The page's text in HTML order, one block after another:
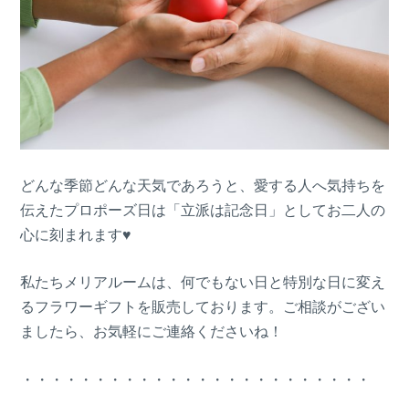
どんな季節どんな天気であろうと、愛する人へ気持ちを
伝えたプロポーズ日は「立派は記念日」としてお二人の
心に刻まれます♥
私たちメリアルームは、何でもない日と特別な日に変え
るフラワーギフトを販売しております。ご相談がござい
ましたら、お気軽にご連絡くださいね！
・・・・・・・・・・・・・・・・・・・・・・・・